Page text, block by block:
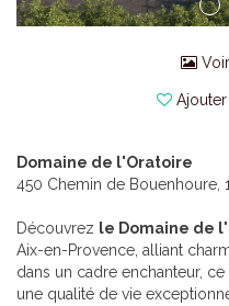
Domaine de l'Oratoire
450 Chemin de Bouenhoure,
Découvrez le Domaine de
Aix-en-Provence, alliant
dans un cadre enchanteur,
une qualité de vie